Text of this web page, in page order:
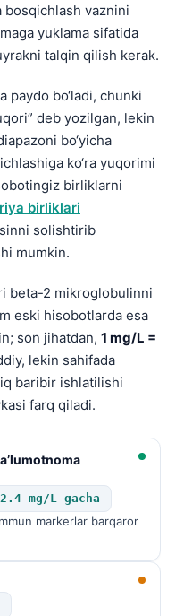
bosqichlash vaznini
yuklama sifatida
talqin qilish kerak.
paydo bo‘ladi, chunki
deb yozilgan, lekin
bo‘yicha
ko‘ra yuqorimi
birliklarni
birliklari
solishtirib
mumkin.
beta-2 mikroglobulinni
eski hisobotlarda esa
son jihatdan, 1 mg/L =
lekin sahifada
baribir ishlatilishi
farq qiladi.
mg/L gacha
markerlar barqaror